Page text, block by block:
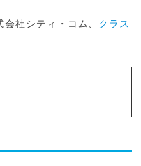
社シティ・コム、 クラス